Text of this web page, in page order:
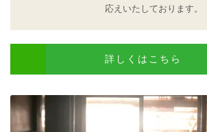
応えいたしております。
詳しくはこちら